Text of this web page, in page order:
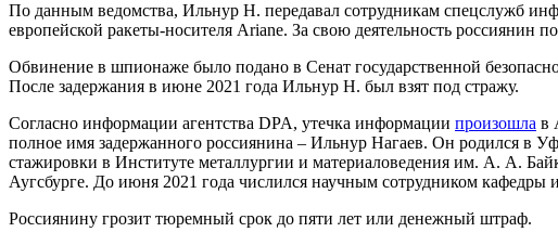
По данным ведомства, Ильнур Н. передавал сотрудникам спецслужб
европейской ракеты-носителя Ariane. За свою деятельность россиянин
Обвинение в шпионаже было подано в Сенат государственной
После задержания в июне 2021 года Ильнур Н. был взят под стражу.
Согласно информации агентства DPA, утечка информации произошла в
полное имя задержанного россиянина – Ильнур Нагаев. Он родился в
стажировки в Институте металлургии и материаловедения им. А. А.
Аугсбурге. До июня 2021 года числился научным сотрудником кафедры
Россиянину грозит тюремный срок до пяти лет или денежный штраф.